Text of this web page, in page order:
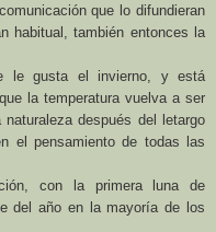
que lo difundieran
habitual, también entonces la
le gusta el invierno, y está
la temperatura vuelva a ser
después del letargo
el pensamiento de todas las
con la primera luna de
del año en la mayoría de los